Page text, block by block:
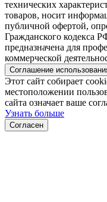
технических
товаров, носит
публичной офертой,
Гражданского кодекса
предназначена для
коммерческой
Соглашение
Этот сайт собирает
местоположении
сайта означает ваше
Узнать больше
Согласен